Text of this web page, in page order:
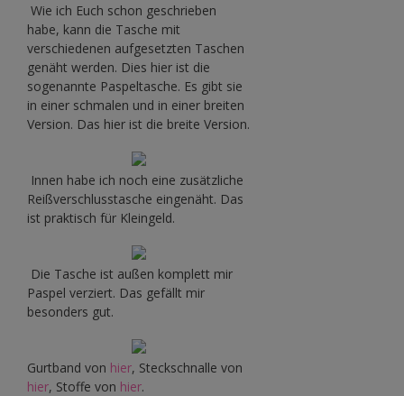
Wie ich Euch schon geschrieben
habe, kann die Tasche mit
verschiedenen aufgesetzten Taschen
genäht werden. Dies hier ist die
sogenannte Paspeltasche. Es gibt sie
in einer schmalen und in einer breiten
Version. Das hier ist die breite Version.
Innen habe ich noch eine zusätzliche
Reißverschlusstasche eingenäht. Das
ist praktisch für Kleingeld.
Die Tasche ist außen komplett mir
Paspel verziert. Das gefällt mir
besonders gut.
Gurtband von hier, Steckschnalle von
hier, Stoffe von hier.